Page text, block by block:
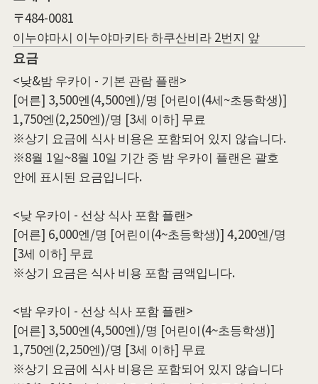
〒484-0081
이누야마시 이누야마키타 하쿠산비라 2번지 앞
요금
<낮&밤 우카이 - 기본 관람 플랜>
[어른] 3,500엔(4,500엔)/명 [어린이(4세~초등학생)]
1,750엔(2,250엔)/명 [3세 이하] 무료
※상기 요금에 식사 비용은 포함되어 있지 않습니다.
※8월 1일~8월 10일 기간 중 밤 우카이 플랜은 괄호
안에 표시된 요금입니다.
<낮 우카이 - 선상 식사 포함 플랜>
[어른] 6,000엔/명 [어린이(4~초등학생)] 4,200엔/명
[3세 이하] 무료
※상기 요금은 식사 비용 포함 금액입니다.
<밤 우카이 - 선상 식사 포함 플랜>
[어른] 3,500엔(4,500엔)/명 [어린이(4~초등학생)]
1,750엔(2,250엔)/명 [3세 이하] 무료
※상기 요금에 식사 비용은 포함되어 있지 않습니다